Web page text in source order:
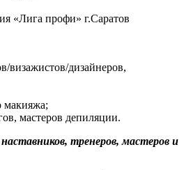
«Лига профи» г.Саратов
визажистов/дизайнеров,
макияжа;
мастеров депиляции.
тренеров, мастеров и